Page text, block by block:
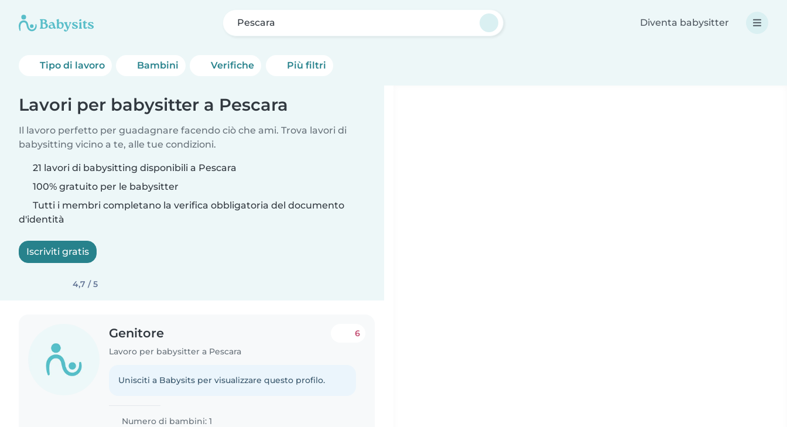
Pescara Diventa babysitter
Tipo di lavoro Bambini Verifiche Più filtri
Lavori per babysitter a Pescara
Il lavoro perfetto per guadagnare facendo ciò che ami. Trova lavori di
babysitting vicino a te, alle tue condizioni.
21 lavori di babysitting disponibili a Pescara
100% gratuito per le babysitter
Tutti i membri completano la verifica obbligatoria del documento
d'identità
Iscriviti gratis
4,7 / 5
Genitore
Lavoro per babysitter a Pescara
6
Unisciti a Babysits per visualizzare questo profilo.
Numero di bambini: 1